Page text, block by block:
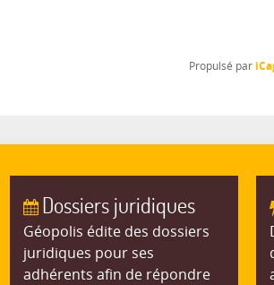
Propulsé par
Dossiers juridiques
Géopolis édite des dossiers
juridiques pour ses
adhérents afin de répondre